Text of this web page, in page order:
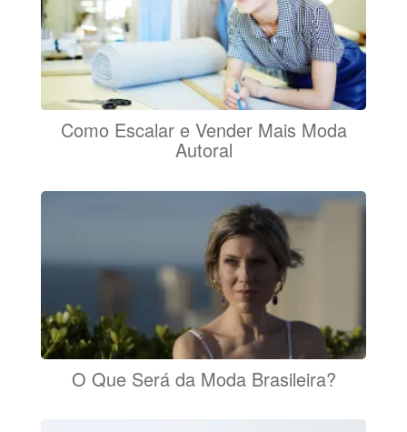
Como Escalar e Vender Mais Moda
Autoral
O Que Será da Moda Brasileira?